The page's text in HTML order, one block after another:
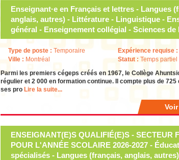
Enseignant·e en Français et lettres - Langues
anglais, autres) - Littérature - Linguistique -
général - Enseignement collégial - Sciences
Type de poste : Temporaire
Ville : Montréal
Expérience requise :
Statut : Temps partiel
Parmi les premiers cégeps créés en 1967, le Collège
régulier et 2 000 en formation continue. Il compte plus de
ses pro Lire la suite...
ENSEIGNANT(E)S QUALIFIÉ(E)S - SECTEUR
POUR L'ANNÉE SCOLAIRE 2026-2027 -
spécialisés - Langues (français, anglais,